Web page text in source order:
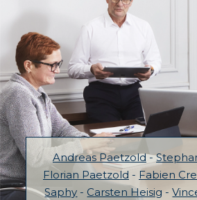
Andreas Paetzold-
Florian Paetzold - Fabien
Saphy - Carsten Heisig -